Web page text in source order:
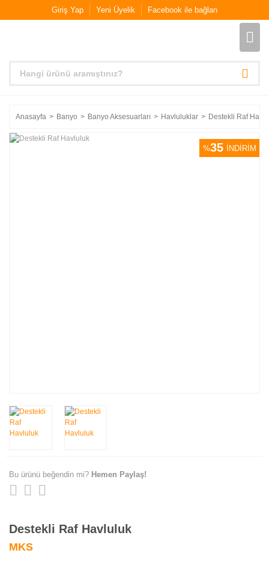
Giriş Yap Yeni Üyelik Facebook ile bağlan
Anasayfa Banyo Banyo Aksesuarları Havluluklar Destekli Raf
%35 İNDİRİM
Bu ürünü beğendin mi? Hemen Paylaş!
Destekli Raf Havluluk
MKS